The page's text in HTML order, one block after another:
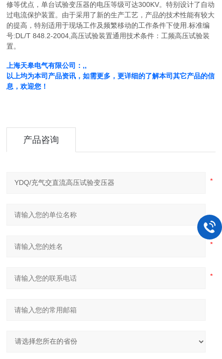
修等优点，单台试验变压器的电压等级可达300KV。特别设计了自动
过电流保护装置。由于采用了新的生产工艺，产品的技术性能有较大
的提高，特别适用于现场工作及频繁移动的工作条件下使用.标准编
号:DL/T 848.2-2004,高压试验装置通用技术条件：工频高压试验装
置。
上海天皋电气有限公司：,,
以上均为本司产品资讯，如需更多，更详细的了解本司其它产品的信
息，欢迎您！
产品咨询